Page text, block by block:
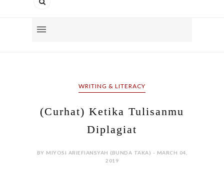
WRITING & LITERACY
(Curhat) Ketika Tulisanmu
Diplagiat
BY MIYOSI ARIEFIANSYAH (BUNDA TAKA) - MARCH 04,
2019